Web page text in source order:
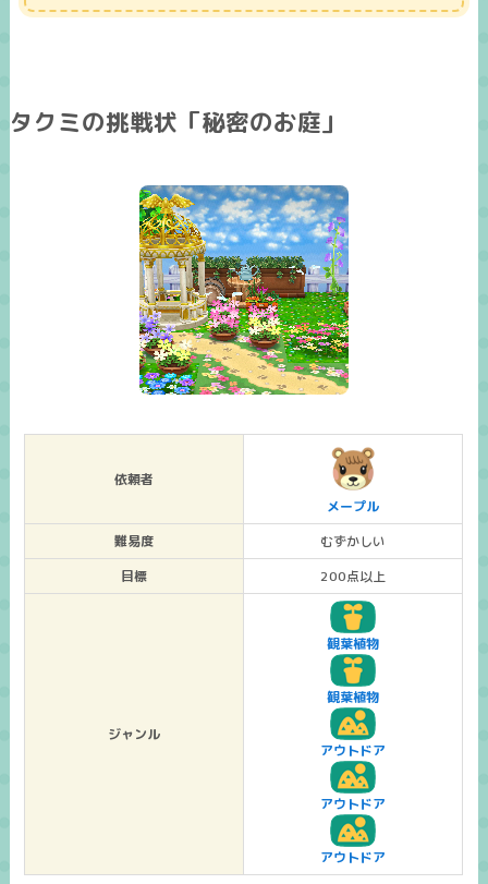
タクミの挑戦状「秘密のお庭」
依頼者
メープル
難易度
むずかしい
目標
200点以上
ジャンル
観葉植物
観葉植物
アウトドア
アウトドア
アウトドア